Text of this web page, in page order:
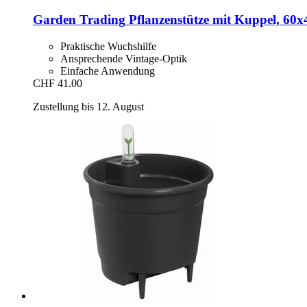
Garden Trading Pflanzenstütze mit Kuppel,
Praktische Wuchshilfe
Ansprechende Vintage-Optik
Einfache Anwendung
CHF 41.00
Zustellung bis 12. August